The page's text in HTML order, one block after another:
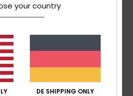
5/5 Farbe
5 /5
your country
DE SHIPPING ONLY